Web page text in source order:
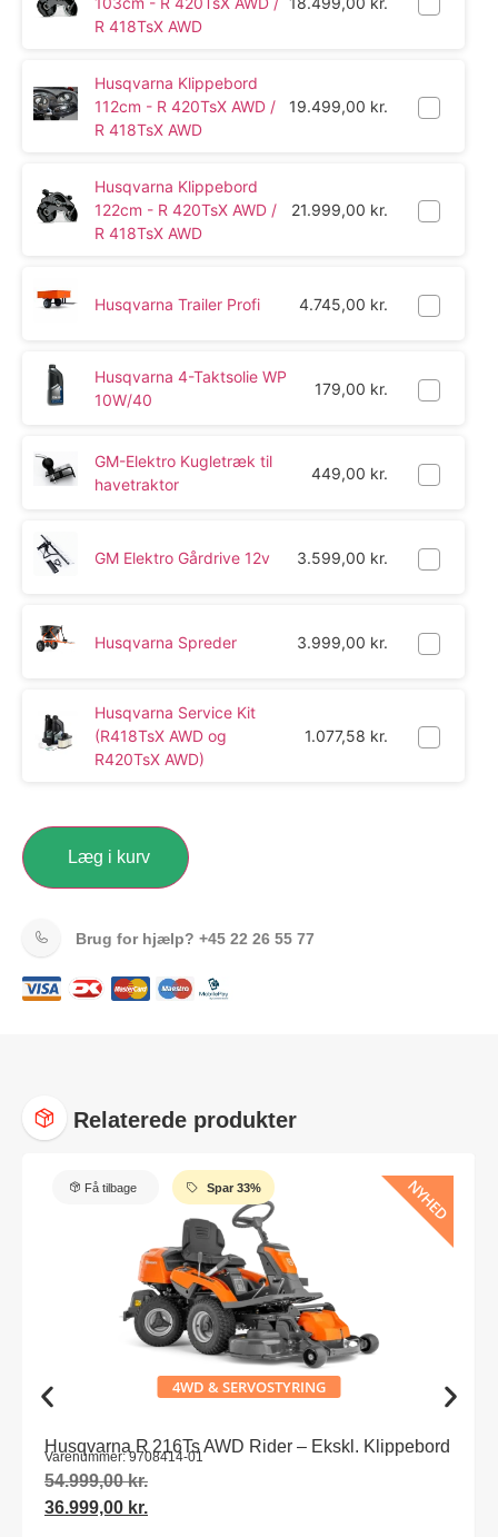
R 418TsX AWD
Husqvarna Klippebord
112cm - R 420TsX AWD /
R 418TsX AWD
19.499,00 kr.
Husqvarna Klippebord
122cm - R 420TsX AWD /
R 418TsX AWD
21.999,00 kr.
Husqvarna Trailer Profi 4.745,00 kr.
Husqvarna 4-Taktsolie WP
10W/40
179,00 kr.
GM-Elektro Kugletræk til
havetraktor
449,00 kr.
GM Elektro Gårdrive 12v 3.599,00 kr.
Husqvarna Spreder 3.999,00 kr.
Husqvarna Service Kit
(R418TsX AWD og
R420TsX AWD)
1.077,58 kr.
Læg i kurv
Brug for hjælp? +45 22 26 55 77
Relaterede produkter
Få tilbage Spar 33% NYHED
4WD & SERVOSTYRING
Husqvarna R 216Ts AWD Rider – Ekskl. Klippebord
Varenummer: 9708414-01
54.999,00kr.
36.999,00 kr.